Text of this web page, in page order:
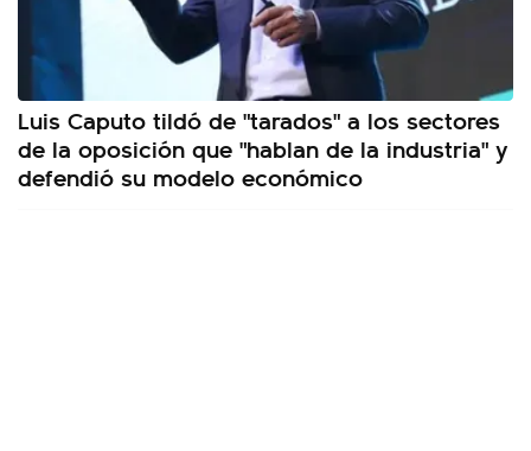
Luis Caputo tildó de "tarados" a los sectores
de la oposición que "hablan de la industria" y
defendió su modelo económico